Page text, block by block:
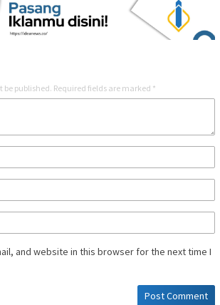
be published. Required fields are marked *
and website in this browser for the next time I